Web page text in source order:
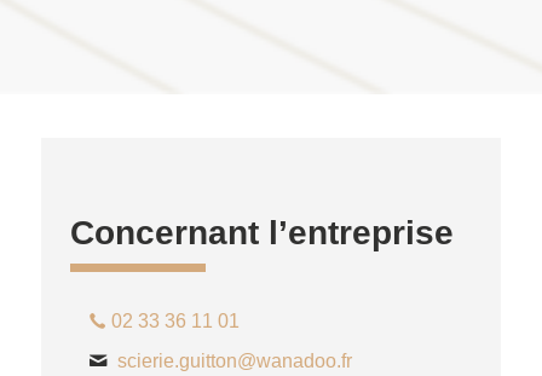
Concernant l’entreprise
02 33 36 11 01
scierie.guitton@wanadoo.fr